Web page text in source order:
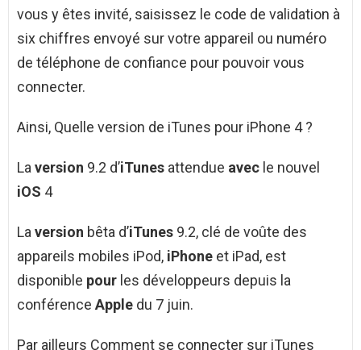
vous y êtes invité, saisissez le code de validation à
six chiffres envoyé sur votre appareil ou numéro
de téléphone de confiance pour pouvoir vous
connecter.
Ainsi, Quelle version de iTunes pour iPhone 4 ?
La version 9.2 d’iTunes attendue avec le nouvel
iOS 4
La version bêta d’iTunes 9.2, clé de voûte des
appareils mobiles iPod, iPhone et iPad, est
disponible pour les développeurs depuis la
conférence Apple du 7 juin.
Par ailleurs Comment se connecter sur iTunes